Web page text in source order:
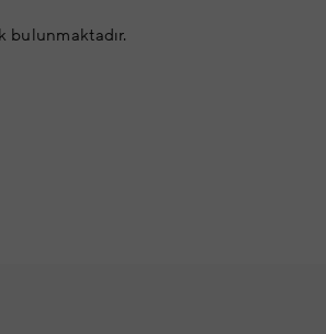
bulunmaktadır.